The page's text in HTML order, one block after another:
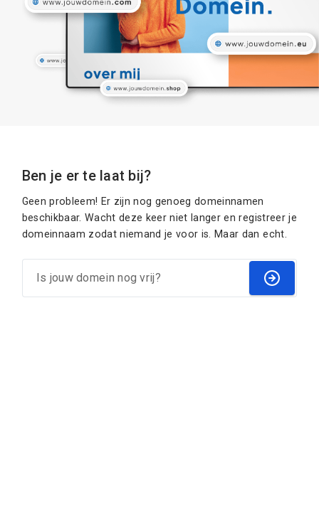
Ben je er te laat bij?
Geen probleem! Er zijn nog genoeg domeinnamen
beschikbaar. Wacht deze keer niet langer en registreer je
domeinnaam zodat niemand je voor is. Maar dan echt.